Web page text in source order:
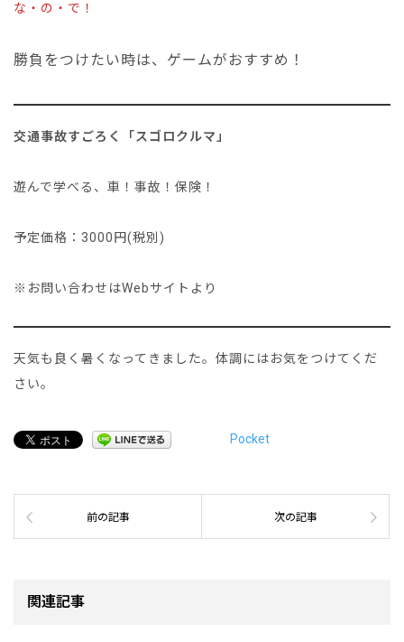
な・の・で！
勝負をつけたい時は、ゲームがおすすめ！
交通事故すごろく「スゴロクルマ」
遊んで学べる、車！事故！保険！
予定価格：3000円(税別)
※お問い合わせはWebサイトより
天気も良く暑くなってきました。体調にはお気をつけてくだ
さい。
Pocket
前の記事 次の記事
関連記事